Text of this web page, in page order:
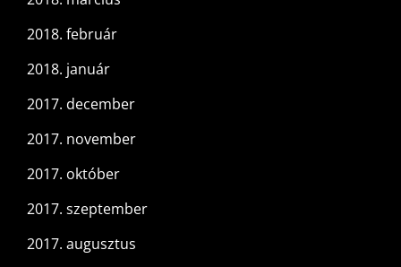
2018. február
2018. január
2017. december
2017. november
2017. október
2017. szeptember
2017. augusztus